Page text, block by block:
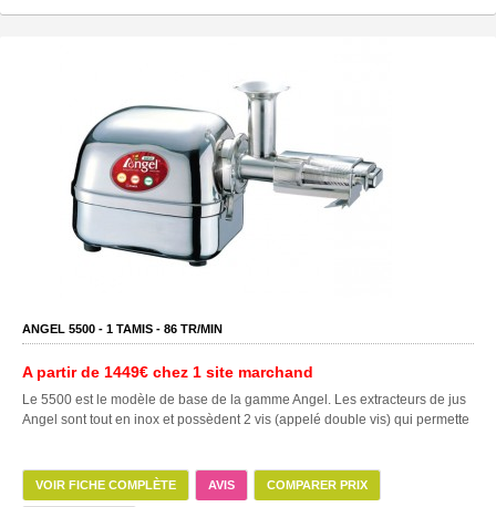
ANGEL 5500 - 1 TAMIS - 86 TR/MIN
A partir de 1449€ chez 1 site marchand
Le 5500 est le modèle de base de la gamme Angel. Les extracteurs de jus
Angel sont tout en inox et possèdent 2 vis (appelé double vis) qui permette
VOIR FICHE COMPLÈTE AVIS COMPARER PRIX